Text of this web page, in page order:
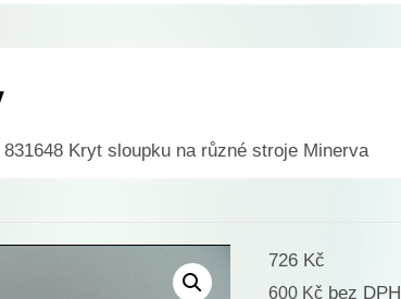
Kryt sloupku na různé stroje Minerva
726 Kč
600 Kč bez DPH